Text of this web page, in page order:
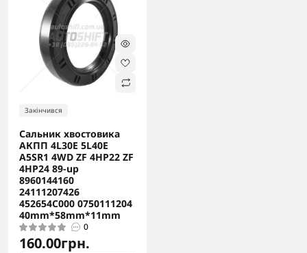
Закінчився
Сальник хвостовика
АКПП 4L30E 5L40E
A5SR1 4WD ZF 4HP22 ZF
4HP24 89-up
8960144160
24111207426
452654C000 0750111204
40mm*58mm*11mm
0
160.00грн.